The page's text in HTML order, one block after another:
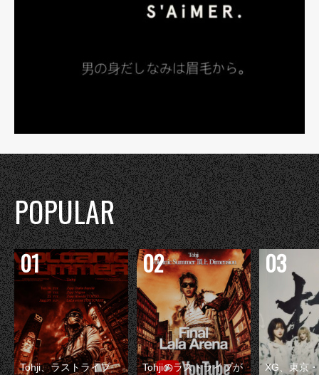
POPULAR
Tohji、ラストライブ
Tohjiのラストライブが
XG、東京